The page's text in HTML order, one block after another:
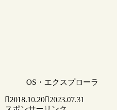
OS・エクスプローラ
2018.10.20
2023.07.31